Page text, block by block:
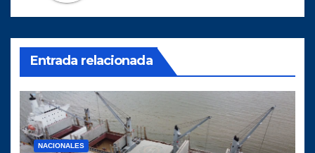
Entrada relacionada
NACIONALES